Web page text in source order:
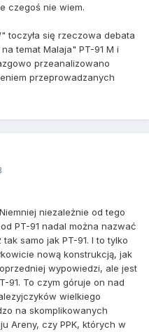
czegoś nie wiem.
toczyła się rzeczowa debata
temat Malaja" PT-91 M i
przeanalizowano
przeprowadzanych
niezależnie od tego
PT-91 nadal można nazwać
samo jak PT-91. I to tylko
nową konstrukcją, jak
wypowiedzi, ale jest
91. To czym góruje on nad
wielkiego
na skomplikowanych
Areny, czy PPK, których w